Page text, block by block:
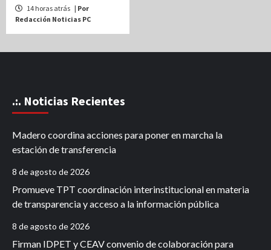
14 horas atrás | Por
Redacción Noticias PC
.:. Noticias Recientes
Madero coordina acciones para poner en marcha la
estación de transferencia
8 de agosto de 2026
Promueve TPT coordinación interinstitucional en materia
de transparencia y acceso a la información pública
8 de agosto de 2026
Firman IDPET y CEAV convenio de colaboración para